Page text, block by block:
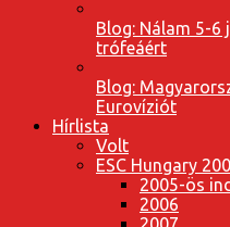
Blog: Nálam 5-
trófeáért
Blog:
Eurovíziót
Hírlista
Volt
ESC Hungary
2005-ös
2006